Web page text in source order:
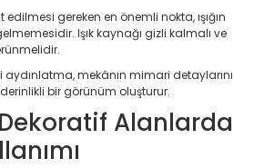
gereken en önemli nokta, ışığın
Işık kaynağı gizli kalmalı ve
aydınlatma, mekânın mimari detaylarını
bir görünüm oluşturur.
Alanlarda